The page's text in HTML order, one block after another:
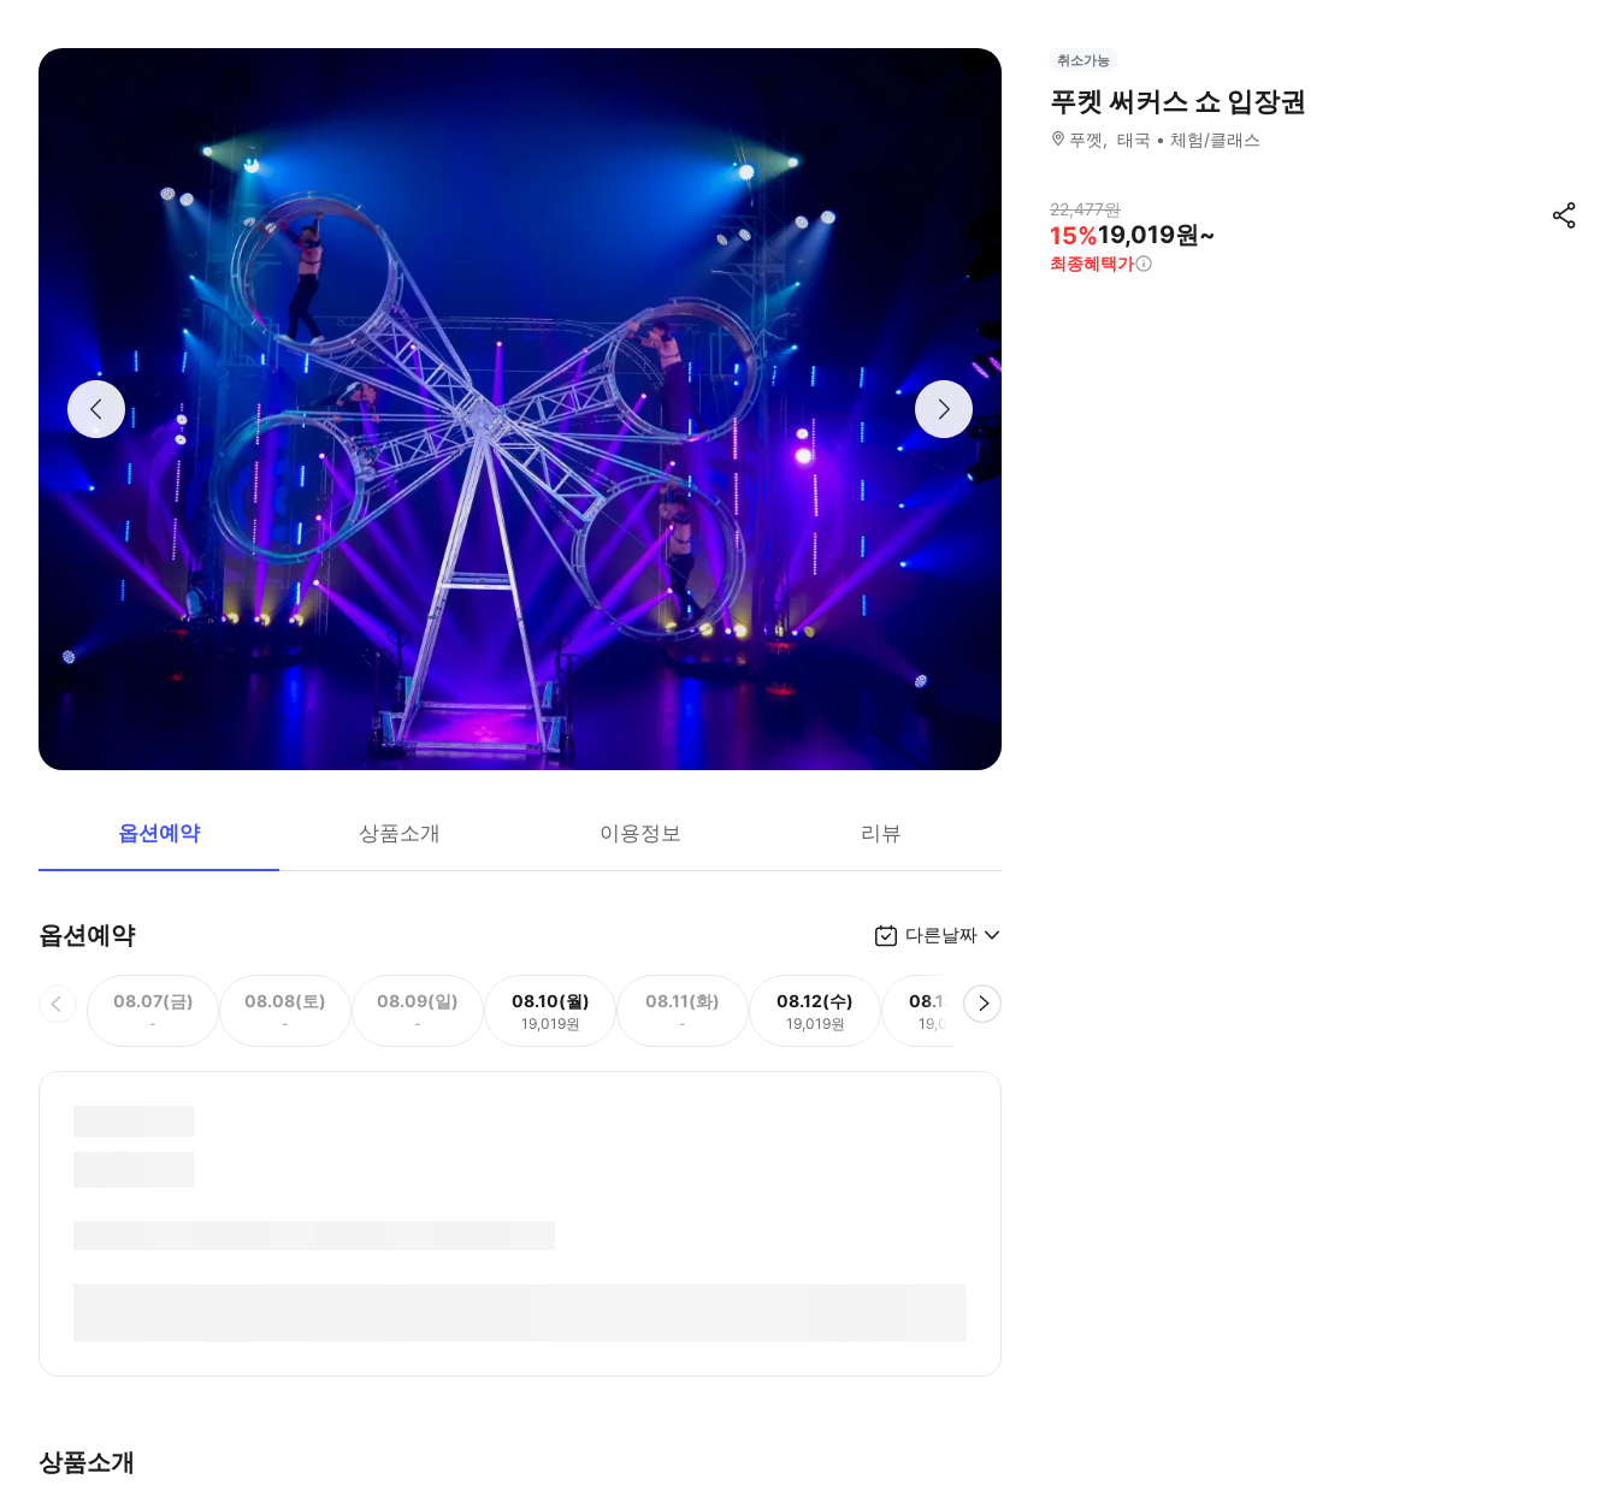
옵션예약 상품소개 이용정보 리뷰
옵션예약 다른날짜
08.07(금)
-
08.08(토)
-
08.09(일)
-
08.10(월)
19,019원
08.11(화)
-
08.12(수)
19,019원
08.13(목)
19,019원
상품소개
취소가능
푸켓 써커스 쇼 입장권
푸껫 태국 체험/클래스
22,477원
15%19,019원~
최종혜택가